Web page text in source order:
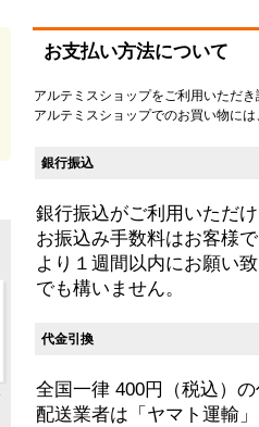
お支払い方法について
アルテミスショップをご利用いただ
アルテミスショップでのお買い物に
銀行振込
銀行振込がご利用いただ
お振込み手数料はお客様
より１週間以内にお願い
でも構いません。
代金引換
全国一律 400円（税込）
配送業者は「ヤマト運輸